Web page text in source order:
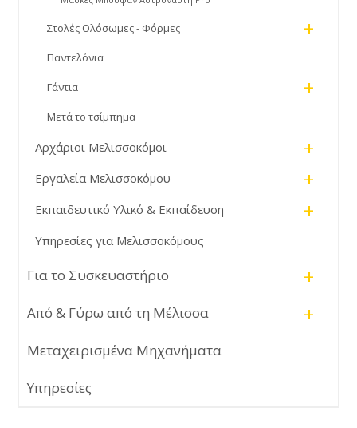
Στολές Ολόσωμες - Φόρμες +
Παντελόνια
Γάντια +
Μετά το τσίμπημα
Αρχάριοι Μελισσοκόμοι +
Εργαλεία Μελισσοκόμου +
Εκπαιδευτικό Υλικό & Εκπαίδευση +
Υπηρεσίες για Μελισσοκόμους
Για το Συσκευαστήριο +
Από & Γύρω από τη Μέλισσα +
Μεταχειρισμένα Μηχανήματα
Υπηρεσίες